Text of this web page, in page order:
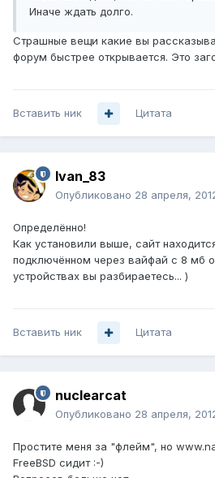
Иначе ждать долго.
Страшные вещи какие вы
форум быстрее открывается. Это
Вставить ник Цитата
Ivan_83
Опубликовано 28 апреля,
Определённо!
Как установили выше, сайт
подключённом через вайфай с 8 мб
устройствах вы разбираетесь... )
Вставить ник Цитата
nuclearcat
Опубликовано 28 апреля,
Простите меня за "флейм", но
FreeBSD сидит :-)